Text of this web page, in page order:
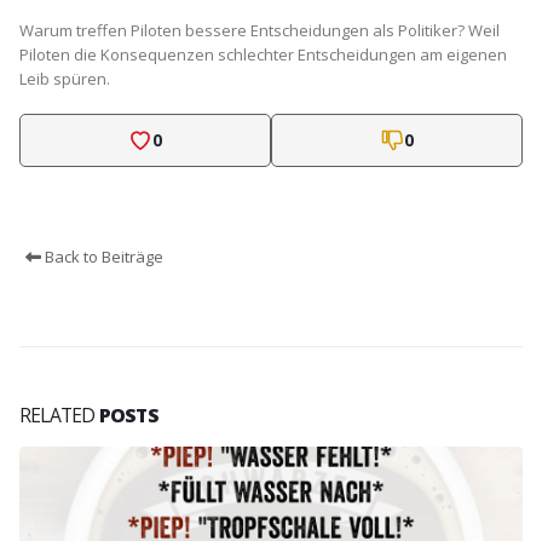
Warum treffen Piloten bessere Entscheidungen als Politiker? Weil
Piloten die Konsequenzen schlechter Entscheidungen am eigenen
Leib spüren.
0 0
Back to Beiträge
RELATED POSTS